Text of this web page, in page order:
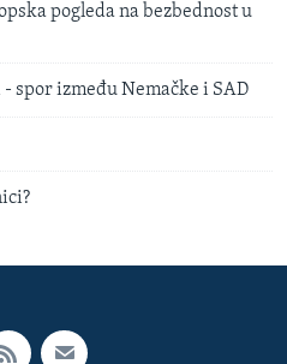
pogleda na bezbednost u
spor između Nemačke i SAD